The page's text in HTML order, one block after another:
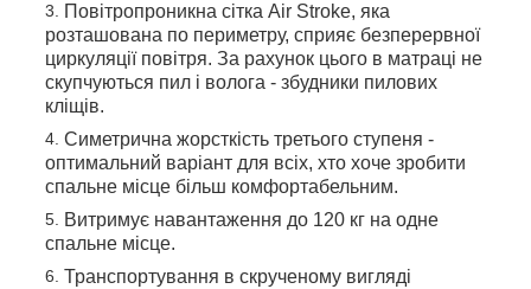
Повітропроникна сітка Air Stroke, яка
розташована по периметру, сприяє безперервної
циркуляції повітря. За рахунок цього в матраці не
скупчуються пил і волога - збудники пилових
кліщів.
Симетрична жорсткість третього ступеня -
оптимальний варіант для всіх, хто хоче зробити
спальне місце більш комфортабельним.
Витримує навантаження до 120 кг на одне
спальне місце.
Транспортування в скрученому вигляді